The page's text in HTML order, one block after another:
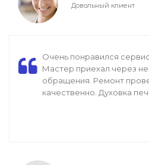
Довольный клиент
Очень понравился
Мастер приехал через
обращения. Ремонт
качественно. Духовка